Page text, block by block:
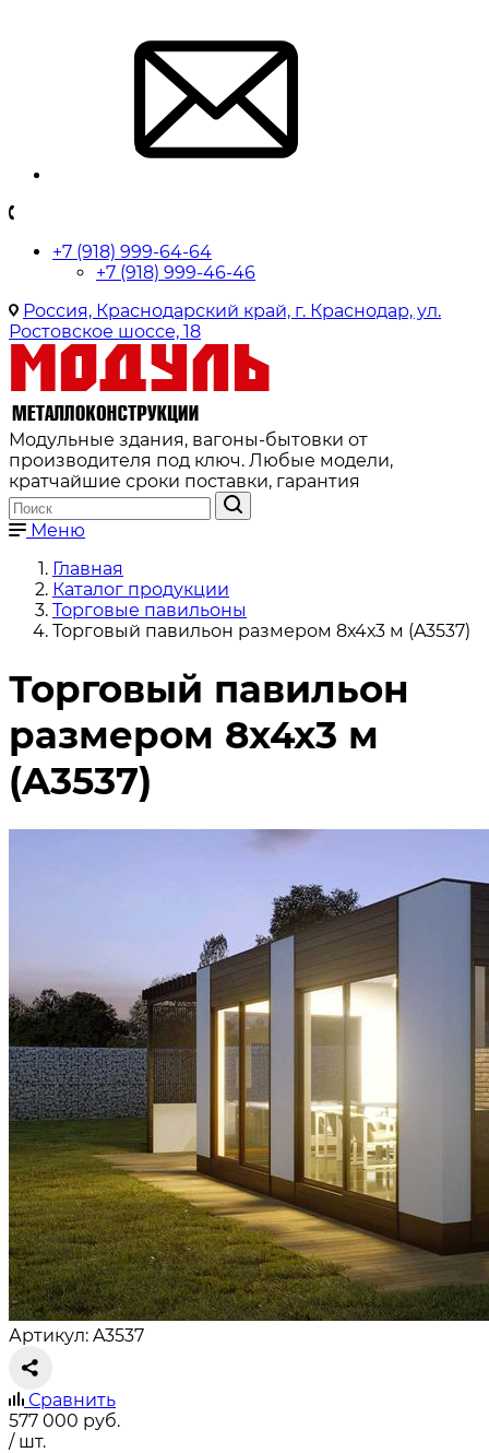
+7 (918) 999-64-64
+7 (918) 999-46-46
Россия, Краснодарский край, г. Краснодар, ул.
Ростовское шоссе, 18
Модульные здания, вагоны-бытовки от
производителя под ключ. Любые модели,
кратчайшие сроки поставки, гарантия
Меню
Главная
Каталог продукции
Торговые павильоны
Торговый павильон размером 8х4х3 м (A3537)
Торговый павильон
размером 8х4х3 м
(A3537)
Артикул: A3537
Сравнить
577 000 руб.
/ шт.